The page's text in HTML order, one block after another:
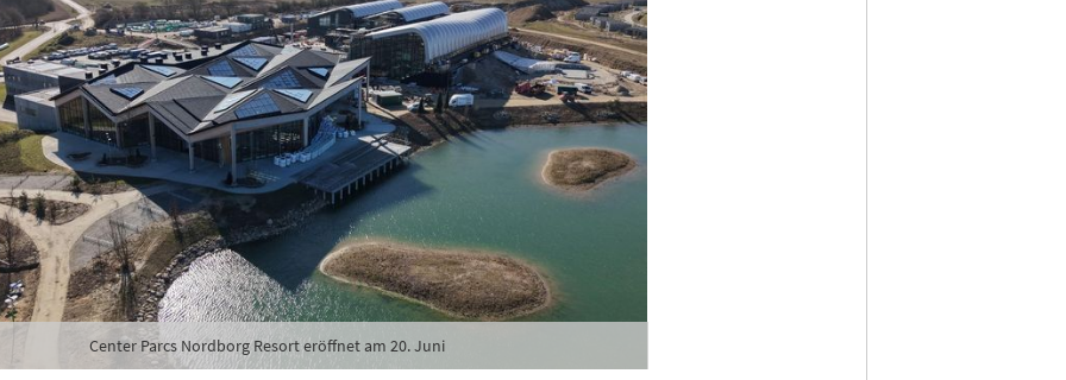
Center Parcs Nordborg Resort eröffnet am 20. Juni